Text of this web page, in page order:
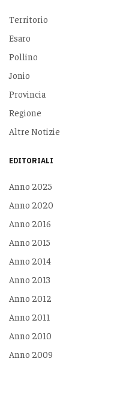
Territorio
Esaro
Pollino
Jonio
Provincia
Regione
Altre Notizie
EDITORIALI
Anno 2025
Anno 2020
Anno 2016
Anno 2015
Anno 2014
Anno 2013
Anno 2012
Anno 2011
Anno 2010
Anno 2009